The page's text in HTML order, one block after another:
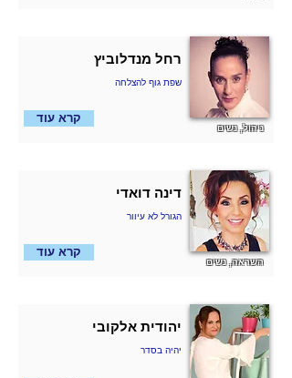
קרא עוד
ניהול, נשים
רחל מנדלוביץ
שפת גוף להצלחה
קרא עוד
השראה, נשים
דינה דואדי
הגורל לא עיוור
יהודית אלקובי
יהיה בסדר